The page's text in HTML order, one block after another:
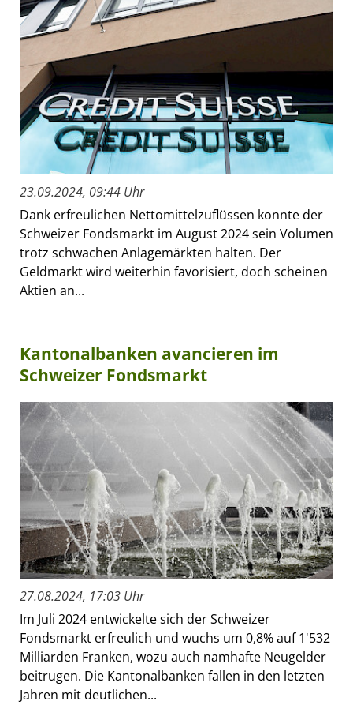
23.09.2024, 09:44 Uhr
Dank erfreulichen Nettomittelzuflüssen konnte der
Schweizer Fondsmarkt im August 2024 sein Volumen
trotz schwachen Anlagemärkten halten. Der
Geldmarkt wird weiterhin favorisiert, doch scheinen
Aktien an...
Kantonalbanken avancieren im
Schweizer Fondsmarkt
27.08.2024, 17:03 Uhr
Im Juli 2024 entwickelte sich der Schweizer
Fondsmarkt erfreulich und wuchs um 0,8% auf 1'532
Milliarden Franken, wozu auch namhafte Neugelder
beitrugen. Die Kantonalbanken fallen in den letzten
Jahren mit deutlichen...